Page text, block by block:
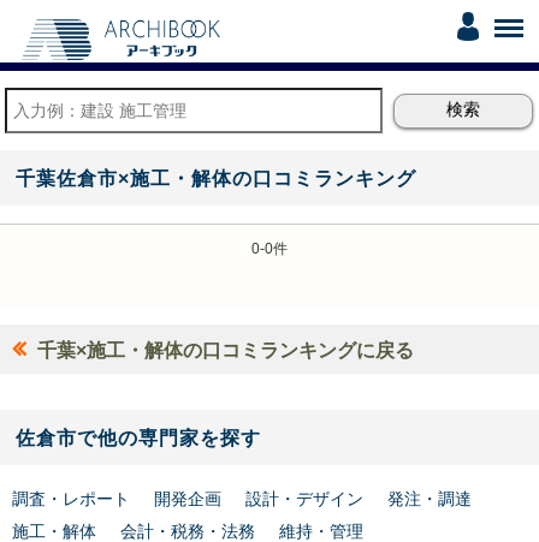
千葉佐倉市×施工・解体の口コミランキング
0-0件
千葉×施工・解体の口コミランキングに戻る
佐倉市で他の専門家を探す
調査・レポート 開発企画 設計・デザイン
発注・調達
施工・解体
会計・税務・法務
維持・管理